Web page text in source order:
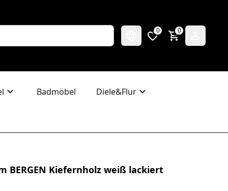
0 0
Badmöbel Diele&Flur
BERGEN Kiefernholz weiß lackiert